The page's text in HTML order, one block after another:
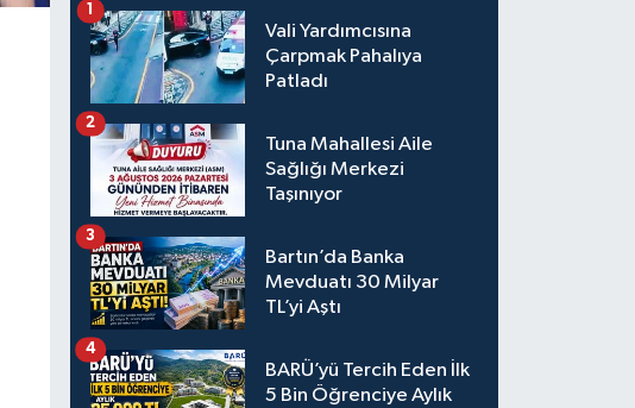
Vali Yardımcısına
Çarpmak Pahalıya
Patladı
1
Tuna Mahallesi Aile
Sağlığı Merkezi
Taşınıyor
2
Bartın’da Banka
Mevduatı 30 Milyar
TL’yi Aştı
3
BARÜ’yü Tercih Eden İlk
5 Bin Öğrenciye Aylık
4